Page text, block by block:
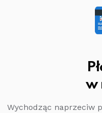
w
Wychodząc naprzeciw